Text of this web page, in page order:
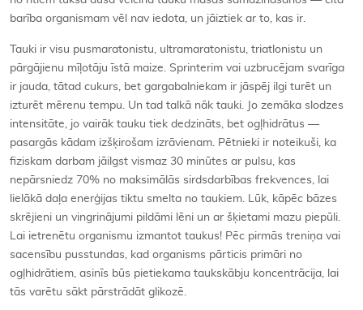
barība organismam vēl nav iedota, un jāiztiek ar to, kas ir.
Tauki ir visu pusmaratonistu, ultramaratonistu, triatlonistu un
pārgājienu mīļotāju īstā maize. Sprinterim vai uzbrucējam svarīga
ir jauda, tātad cukurs, bet gargabalniekam ir jāspēj ilgi turēt un
izturēt mērenu tempu. Un tad talkā nāk tauki. Jo zemāka slodzes
intensitāte, jo vairāk tauku tiek dedzināts, bet ogļhidrātus —
pasargās kādam izšķirošam izrāvienam. Pētnieki ir noteikuši, ka
fiziskam darbam jāilgst vismaz 30 minūtes ar pulsu, kas
nepārsniedz 70% no maksimālās sirdsdarbības frekvences, lai
lielākā daļa enerģijas tiktu smelta no taukiem. Lūk, kāpēc bāzes
skrējieni un vingrinājumi pildāmi lēni un ar šķietami mazu piepūli.
Lai ietrenētu organismu izmantot taukus! Pēc pirmās treniņa vai
sacensību pusstundas, kad organisms pārticis primāri no
ogļhidrātiem, asinīs būs pietiekama taukskābju koncentrācija, lai
tās varētu sākt pārstrādāt glikozē.